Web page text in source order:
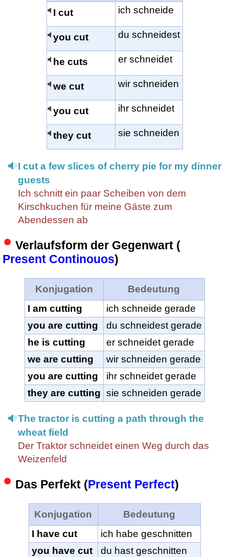
I cut ich schneide
you cut du schneidest
he cuts er schneidet
we cut wir schneiden
you cut ihr schneidet
they cut sie schneiden
I cut a few slices of cherry pie for my dinner
guests
Ich schnitt ein paar Scheiben von dem
Kirschkuchen für meine Gäste zum
Abendessen ab
Verlaufsform der Gegenwart (
Present Continouos)
Konjugation
Bedeutung
I am cutting
ich schneide gerade
you are cutting
du schneidest gerade
he is cutting
er schneidet gerade
we are cutting
wir schneiden gerade
you are cutting
ihr schneidet gerade
they are cutting sie schneiden gerade
The tractor is cutting a path through the
wheat field
Der Traktor schneidet einen Weg durch das
Weizenfeld
Das Perfekt (Present Perfect)
Konjugation
Bedeutung
I have cut
ich habe geschnitten
you have cut
du hast geschnitten